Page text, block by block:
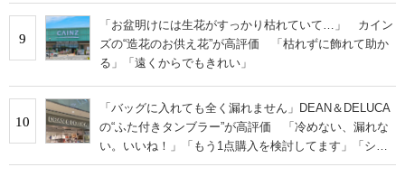
9
「お盆明けには生花がすっかり枯れていて…」 カイン
ズの“造花のお供え花”が高評価 「枯れずに飾れて助か
る」「遠くからでもきれい」
10
「バッグに入れても全く漏れません」DEAN＆DELUCA
の“ふた付きタンブラー”が高評価 「冷めない、漏れな
い。いいね！」「もう1点購入を検討してます」「シン
プルで高級感◎」